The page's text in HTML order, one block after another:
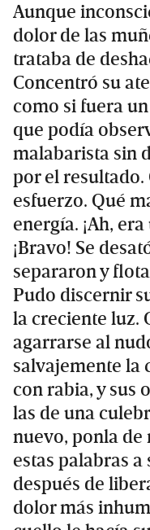
Aunque
dolor de las
trataba de
Concentró su
como si fuera
que podía
malabarista sin
por el
esfuerzo. Qué
energía. ¡Ah,
¡Bravo! Se
separaron y
Pudo discernir
la creciente luz.
agarrarse al
salvajemente la
con rabia, y sus
las de una
nuevo, ponla de
estas palabras
después de
dolor más